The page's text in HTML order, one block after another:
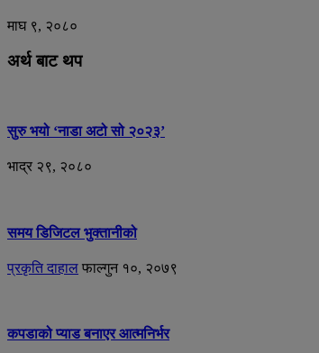
माघ ९, २०८०
अर्थ बाट थप
सुरु भयो ‘नाडा अटो सो २०२३’
भाद्र २९, २०८०
समय डिजिटल भुक्तानीको
प्रकृति दाहाल फाल्गुन १०, २०७९
कपडाको प्याड बनाएर आत्मनिर्भर